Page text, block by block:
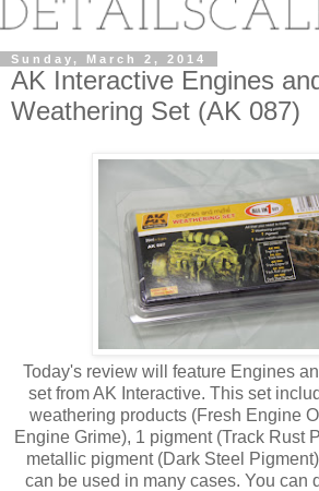
Sunday, March 2, 2014
AK Interactive Engines
Weathering Set (AK 087)
Today's review will feature Engines
set from AK Interactive. This set
weathering products (Fresh Engine
Engine Grime), 1 pigment (Track Rust
metallic pigment (Dark Steel
can be used in many cases. You can